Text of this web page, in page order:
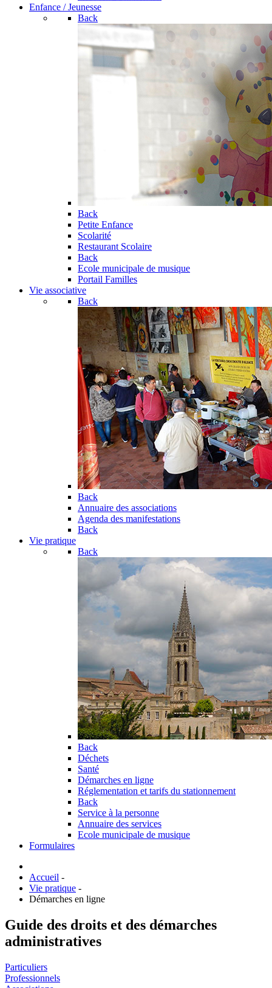
Enfance / Jeunesse
Back
Back
Petite Enfance
Scolarité
Restaurant Scolaire
Back
Ecole municipale de musique
Portail Familles
Vie associative
Back
Back
Annuaire des associations
Agenda des manifestations
Back
Vie pratique
Back
Back
Déchets
Santé
Démarches en ligne
Réglementation et tarifs du stationnement
Back
Service à la personne
Annuaire des services
Ecole municipale de musique
Formulaires
Accueil -
Vie pratique -
Démarches en ligne
Guide des droits et des démarches
administratives
Particuliers
Professionnels